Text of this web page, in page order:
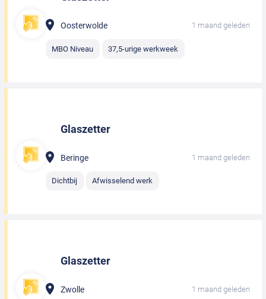
Oosterwolde 1 maand geleden
MBO Niveau 37,5-urige werkweek
Glaszetter
Beringe 1 maand geleden
Dichtbij Afwisselend werk
Glaszetter
Zwolle 1 maand geleden